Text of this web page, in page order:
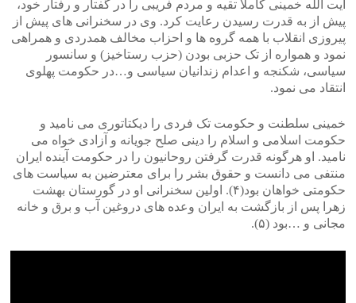
آیت الله خمینی کاملا تقیه و مردم فریبی را در گفتار و رفتار خود،
پیش از به قدرت رسیدن رعایت کرد. وی در سخنرانی های پیش از
پیروزی انقلاب با همه گروه ها و احزاب مخالف همدردی و همراهی
نمود و همواره از تک حزبی بودن (حزب رستاخیز) و سانسور
سیاسی، شکنجه و اعدام زندانیان سیاسی و…در حکومت پهلوی
انتقاد می نمود.
خمینی سلطنت و حکومت تک فردی را دیکتاتوری می نامید و
حکومت اسلامی و اسلام را دینی صلح جویانه و آزادی خواه می
نامید. او هرگونه قدرت گرفتن روحانیون را در حکومت آینده ایران
منتفی می دانست و حقوق بشر را برای معترضین به سیاست های
حکومتی خواهان بود(۴). اولین سخنرانی او در گورستان بهشت
زهرا پس از بازگشت به ایران وعده های دروغین آب و برق و خانه
مجانی و …بود (۵).